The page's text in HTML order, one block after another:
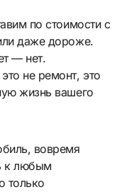
по стоимости с
даже дороже.
— нет.
не ремонт, это
жизнь вашего
вовремя
к любым
только